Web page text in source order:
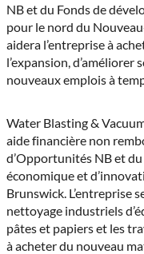
NB et du Fonds de
pour le nord du
aidera l’entreprise à
l’expansion,
nouveaux emplois à
Water Blasting &
aide financière non
d’Opportunités NB et
économique et
Brunswick. L’entreprise
nettoyage industriels
pâtes et papiers et les
à acheter du nouveau